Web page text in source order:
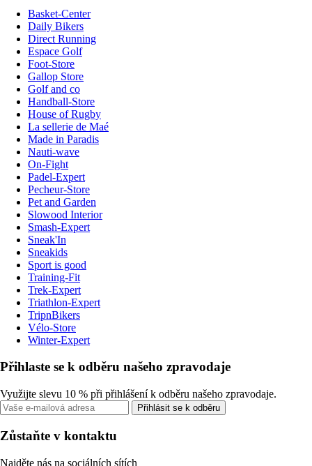
Basket-Center
Daily Bikers
Direct Running
Espace Golf
Foot-Store
Gallop Store
Golf and co
Handball-Store
House of Rugby
La sellerie de Maé
Made in Paradis
Nauti-wave
On-Fight
Padel-Expert
Pecheur-Store
Pet and Garden
Slowood Interior
Smash-Expert
Sneak'In
Sneakids
Sport is good
Training-Fit
Trek-Expert
Triathlon-Expert
TripnBikers
Vélo-Store
Winter-Expert
Přihlaste se k odběru našeho zpravodaje
Využijte slevu 10 % při přihlášení k odběru našeho zpravodaje.
Přihlásit se k odběru
Zůstaňte v kontaktu
Najděte nás na sociálních sítích